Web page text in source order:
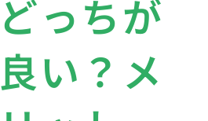
どっちが
良い？メ